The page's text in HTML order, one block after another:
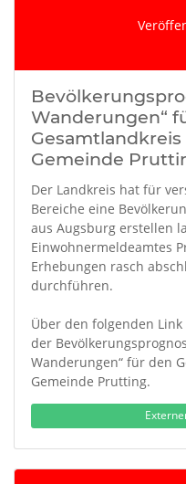
Wanderungen“
Gemeinde
Der Landkreis hat für
Bereiche eine
aus Augsburg erstellen
Einwohnermeldeamtes
Erhebungen rasch
durchführen.
Über den folgenden
der
Wanderungen“ für den
Gemeinde Prutting.